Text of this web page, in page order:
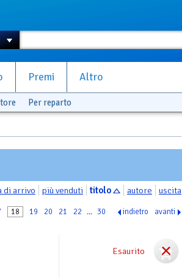
Premi Altro
Per reparto
di arrivo più venduti titolo autore uscita
18 19 20 21 22 ... 30 indietro avanti
Esaurito